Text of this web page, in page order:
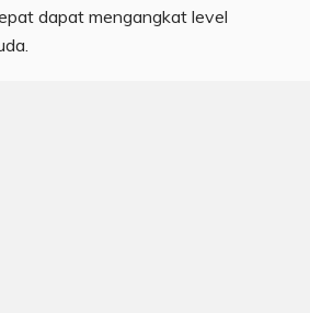
dapat mengangkat level